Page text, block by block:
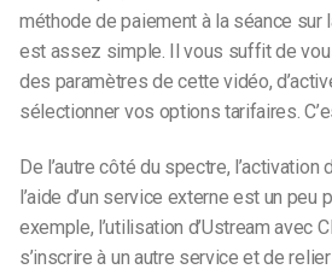
méthode de paiement à la séance sur
est assez simple. Il vous suffit de
des paramètres de cette vidéo,
sélectionner vos options tarifaires.
De l’autre côté du spectre,
l’aide d’un service externe est un peu
exemple, l’utilisation d’Ustream avec
s’inscrire à un autre service et de